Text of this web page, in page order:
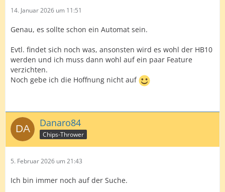
14. Januar 2026 um 11:51
Genau, es sollte schon ein Automat sein.
Evtl. findet sich noch was, ansonsten wird es wohl der HB10
werden und ich muss dann wohl auf ein paar Feature
verzichten.
Noch gebe ich die Hoffnung nicht auf
Danaro84
Chips-Thrower
5. Februar 2026 um 21:43
Ich bin immer noch auf der Suche.